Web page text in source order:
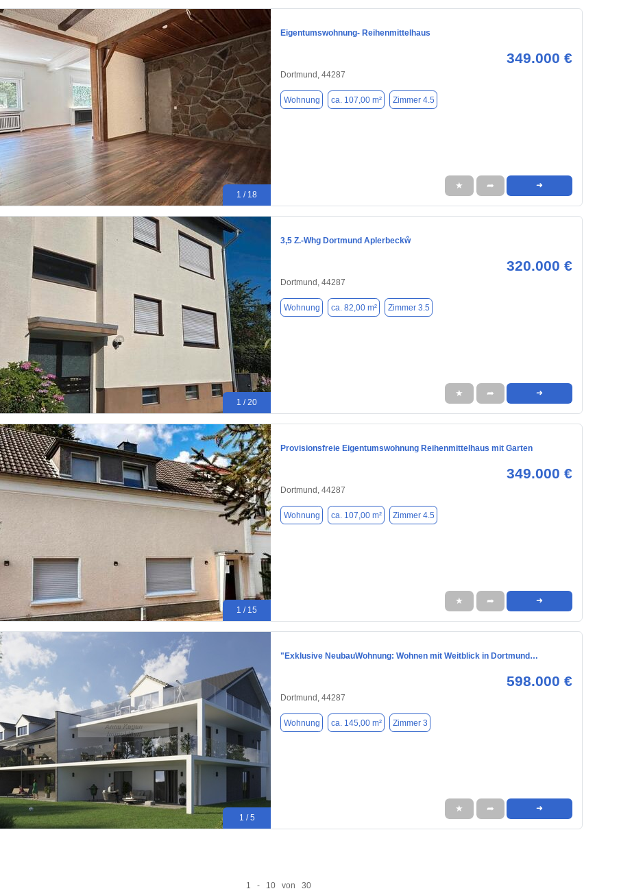
1 / 18
Eigentumswohnung- Reihenmittelhaus
349.000 €
Dortmund, 44287
Wohnung ca. 107,00 m² Zimmer 4.5
★ ➦ ➜
1 / 20
3,5 Z.-Whg Dortmund Aplerbeckŵ
320.000 €
Dortmund, 44287
Wohnung ca. 82,00 m² Zimmer 3.5
★ ➦ ➜
1 / 15
Provisionsfreie Eigentumswohnung Reihenmittelhaus mit Garten
349.000 €
Dortmund, 44287
Wohnung ca. 107,00 m² Zimmer 4.5
★ ➦ ➜
1 / 5
"Exklusive NeubauWohnung: Wohnen mit Weitblick in Dortmund…
598.000 €
Dortmund, 44287
Wohnung ca. 145,00 m² Zimmer 3
★ ➦ ➜
1 - 10 von 30